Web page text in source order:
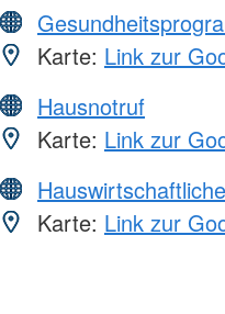
Karte: Link zur
Hausnotruf
Karte: Link zur
Karte: Link zur